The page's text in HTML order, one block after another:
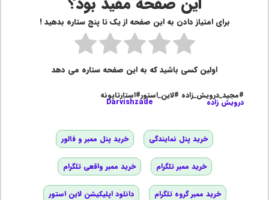
برای امتیاز دادن به این صفحه از یک تا پنج ستاره بدهید !
اولین کسی باشید که به این صفحه ستاره می دهد
#مجید_درویش_زاده #لاین_استور#استارتاپونه
درویش زاده Darvishzade
خرید پنل نمایندگی خرید پنل ممبر و فالور
خرید ممبر تلگرام خرید ممبر واقعی تلگرام
خرید ممبر گروه تلگرام دانلود اپلیکیشن لاین استور